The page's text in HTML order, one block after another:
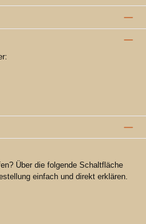
Über die folgende Schaltfläche
einfach und direkt erklären.